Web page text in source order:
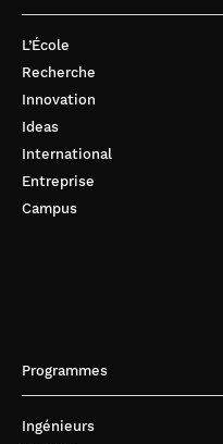
L’École
Recherche
Innovation
Ideas
International
Entreprise
Campus
Programmes
Ingénieurs